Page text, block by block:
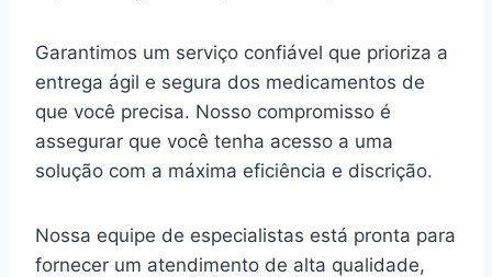
Garantimos um serviço confiável que prioriza a
entrega ágil e segura dos medicamentos de
que você precisa. Nosso compromisso é
assegurar que você tenha acesso a uma
solução com a máxima eficiência e discrição.
Nossa equipe de especialistas está pronta para
fornecer um atendimento de alta qualidade,